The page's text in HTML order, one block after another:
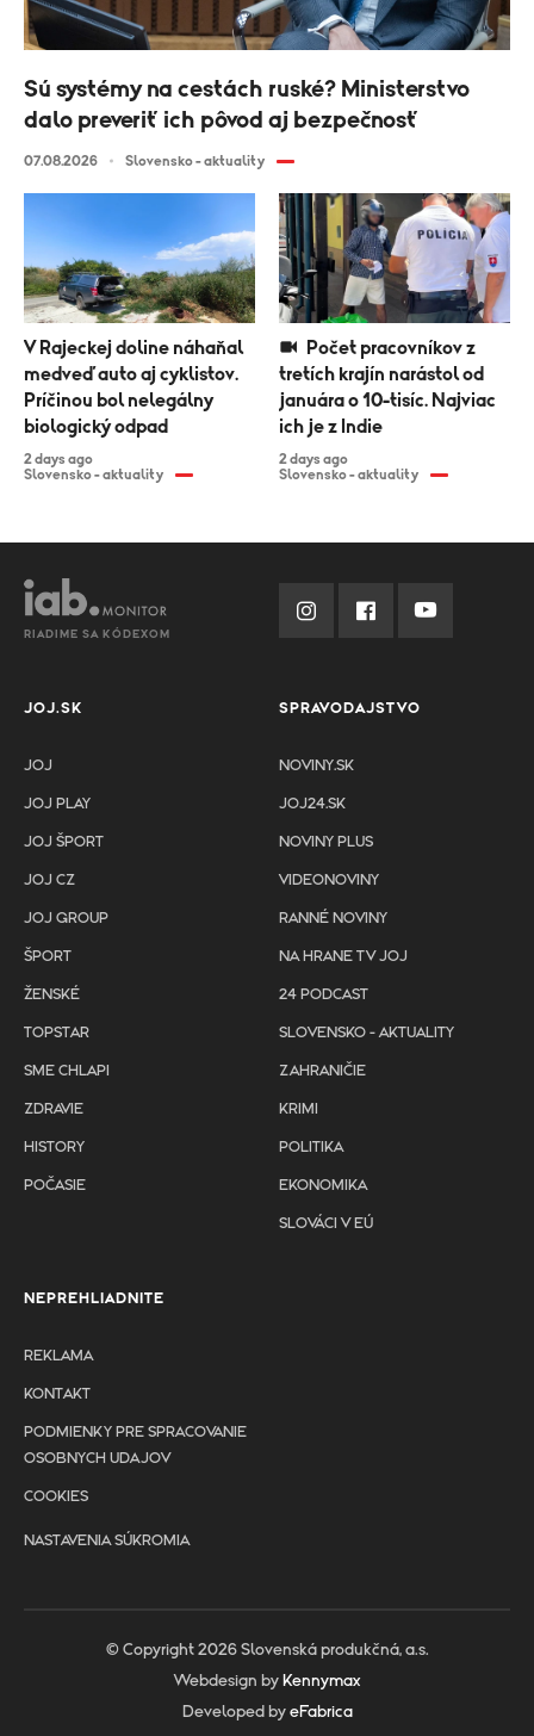
V Rajeckej doline náhaňal
medveď auto aj cyklistov.
Príčinou bol nelegálny
biologický odpad
2 days ago
Slovensko - aktuality
tretích krajín narástol od
januára o 10-tisíc. Najviac
ich je z Indie
2 days ago
Slovensko - aktuality
Sú systémy na cestách ruské? Ministerstvo
dalo preveriť ich pôvod aj bezpečnosť
07.08.2026 Slovensko - aktuality
RIADIME SA KÓDEXOM
JOJ.SK
JOJ
JOJ PLAY
JOJ ŠPORT
JOJ CZ
JOJ GROUP
ŠPORT
ŽENSKÉ
TOPSTAR
SME CHLAPI
ZDRAVIE
HISTORY
POČASIE
SPRAVODAJSTVO
NOVINY.SK
JOJ24.SK
NOVINY PLUS
VIDEONOVINY
RANNÉ NOVINY
NA HRANE TV JOJ
24 PODCAST
SLOVENSKO - AKTUALITY
ZAHRANIČIE
KRIMI
POLITIKA
EKONOMIKA
SLOVÁCI V EÚ
NEPREHLIADNITE
REKLAMA
KONTAKT
PODMIENKY PRE SPRACOVANIE
OSOBNYCH UDAJOV
COOKIES
NASTAVENIA SÚKROMIA
© Copyright 2026 Slovenská produkčná, a.s.
Webdesign by Kennymax
Developed by eFabrica